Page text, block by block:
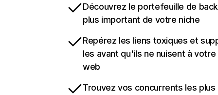
Découvrez le portefeuille de
plus important de votre niche
Repérez les liens toxiques et
les avant qu'ils ne nuisent à
web
Trouvez vos concurrents les